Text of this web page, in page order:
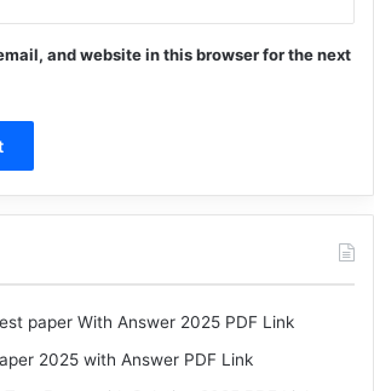
and website in this browser for the next
paper With Answer 2025 PDF Link
2025 with Answer PDF Link